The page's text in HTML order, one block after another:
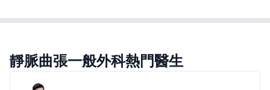
靜脈曲張一般外科熱門醫生